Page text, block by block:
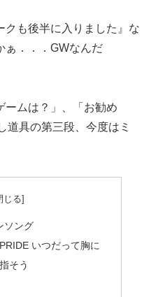
クも後半に入りました』な
ぁ．．．GWなんだ
ームは？」、「お勧め
道具の第三段、今度はミ
ソング
いつだって胸に
そう